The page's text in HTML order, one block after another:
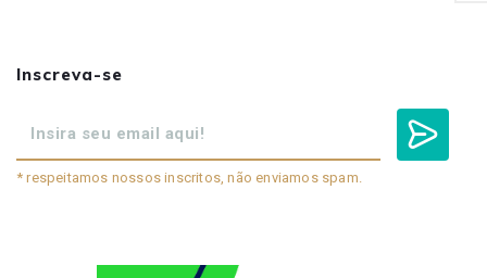
Inscreva-se
* respeitamos nossos inscritos, não enviamos spam.